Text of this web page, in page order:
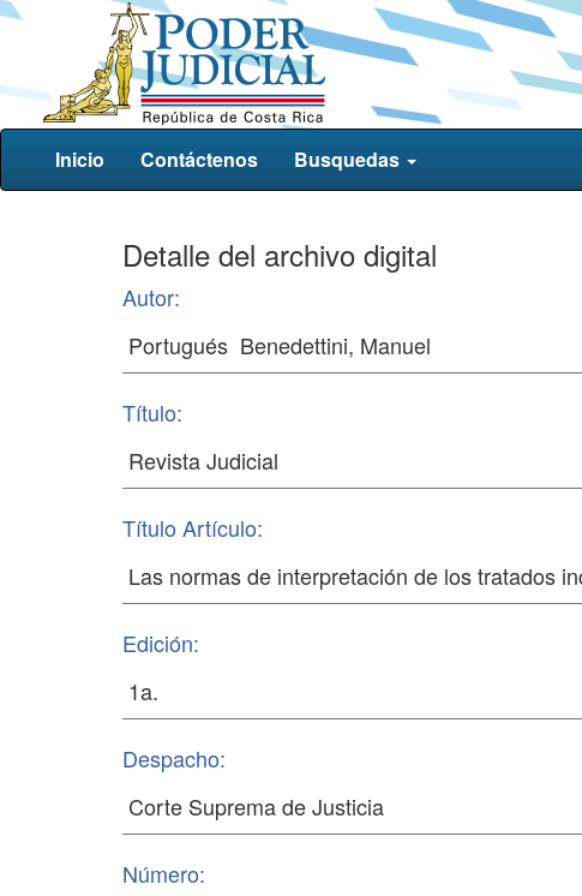
Inicio Contáctenos Busquedas
Detalle del archivo digital
Autor:
Título:
Título Artículo:
Edición:
Despacho:
Número: